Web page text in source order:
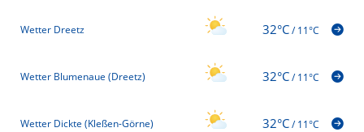
Wetter Dreetz 32°C/11°C
Wetter Blumenaue (Dreetz) 32°C/11°C
Wetter Dickte (Kleßen-Görne) 32°C/11°C